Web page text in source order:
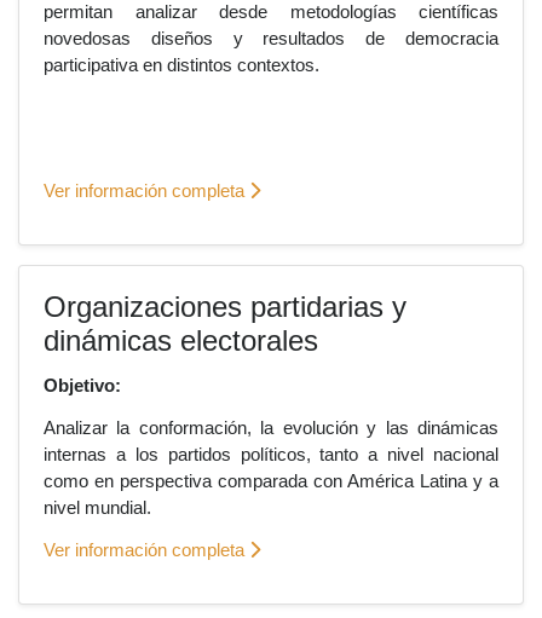
permitan analizar desde metodologías científicas
novedosas diseños y resultados de democracia
participativa en distintos contextos.
Ver información completa
Organizaciones partidarias y
dinámicas electorales
Objetivo:
Analizar la conformación, la evolución y las dinámicas
internas a los partidos políticos, tanto a nivel nacional
como en perspectiva comparada con América Latina y a
nivel mundial.
Ver información completa